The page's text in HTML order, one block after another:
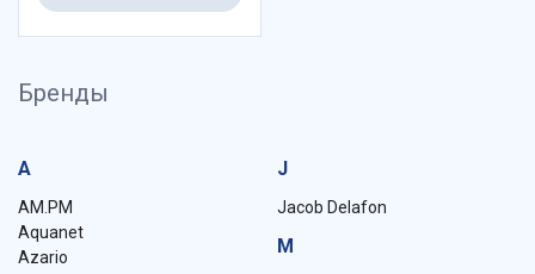
Бренды
A
AM.PM
Aquanet
Azario
J
Jacob Delafon
M